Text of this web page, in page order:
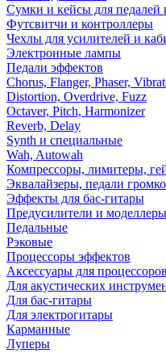
Сумки и кейсы для педалей
Футсвитчи и контроллеры
Чехлы для усилителей и
Электронные лампы
Педали эффектов
Chorus, Flanger, Phaser,
Distortion, Overdrive, Fuzz
Octaver, Pitch, Harmonizer
Reverb, Delay
Synth и специальные
Wah, Autowah
Компрессоры, лимитеры,
Эквалайзеры, педали
Эффекты для бас-гитары
Предусилители и моделлеры
Педальные
Рэковые
Процессоры эффектов
Аксессуары для
Для акустических
Для бас-гитары
Для электрогитары
Карманные
Луперы